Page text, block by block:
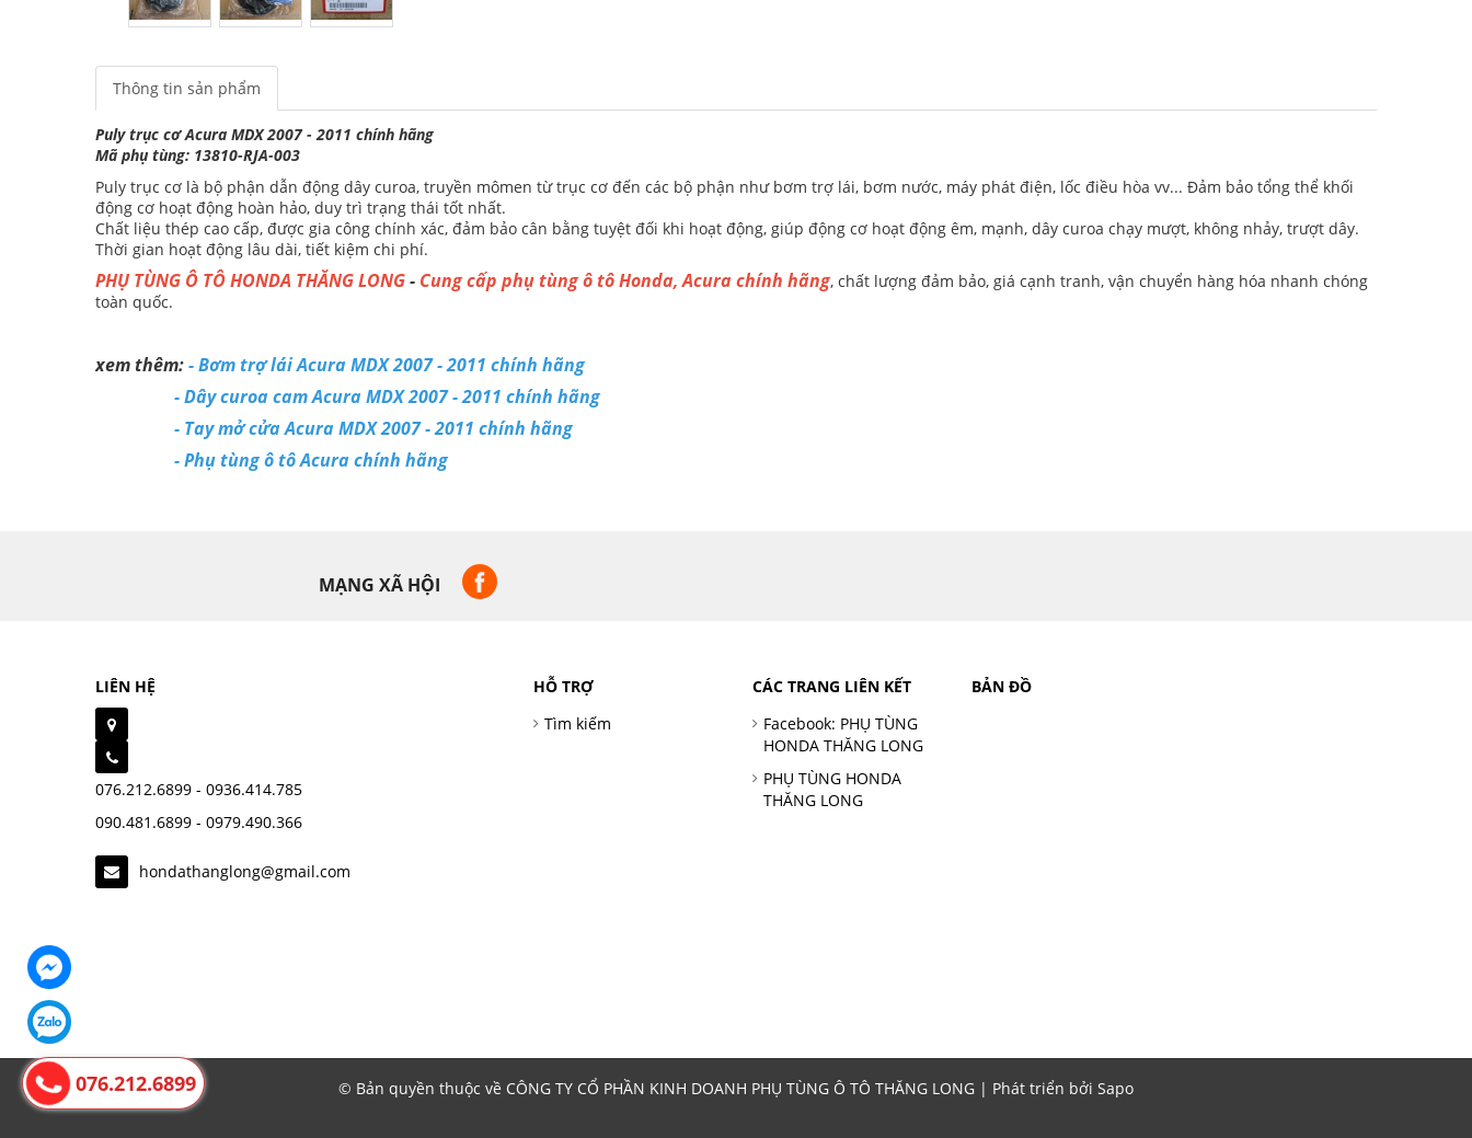
Thông tin sản phẩm
Puly trục cơ Acura MDX 2007 - 2011 chính hãng
Mã phụ tùng: 13810-RJA-003
Puly trục cơ là bộ phận dẫn động dây curoa, truyền mômen từ trục cơ đến các bộ phận như bơm trợ lái, bơm nước, máy phát điện, lốc điều hòa vv... Đảm bảo tổng thể khối
động cơ hoạt động hoàn hảo, duy trì trạng thái tốt nhất.
Chất liệu thép cao cấp, được gia công chính xác, đảm bảo cân bằng tuyệt đối khi hoạt động, giúp động cơ hoạt động êm, mạnh, dây curoa chạy mượt, không nhảy, trượt dây.
Thời gian hoạt động lâu dài, tiết kiệm chi phí.
PHỤ TÙNG Ô TÔ HONDA THĂNG LONG- Cung cấp phụ tùng ô tô Honda, Acura chính hãng, chất lượng đảm bảo, giá cạnh tranh, vận chuyển hàng hóa nhanh chóng
toàn quốc.
xem thêm:-Bơm trợ lái Acura MDX 2007 - 2011 chính hãng
-Dây curoa cam Acura MDX 2007 - 2011 chính hãng
- Tay mở cửa Acura MDX 2007 - 2011 chính hãng
-Phụ tùng ô tô Acura chính hãng
MẠNG XÃ HỘI
LIÊN HỆ
076.212.6899 - 0936.414.785
090.481.6899 - 0979.490.366
hondathanglong@gmail.com
HỖ TRỢ
Tìm kiếm
CÁC TRANG LIÊN KẾT
Facebook: PHỤ TÙNG
HONDA THĂNG LONG
PHỤ TÙNG HONDA
THĂNG LONG
BẢN ĐỒ
© Bản quyền thuộc về CÔNG TY CỔ PHẦN KINH DOANH PHỤ TÙNG Ô TÔ THĂNG LONG | Phát triển bởi Sapo
076.212.6899